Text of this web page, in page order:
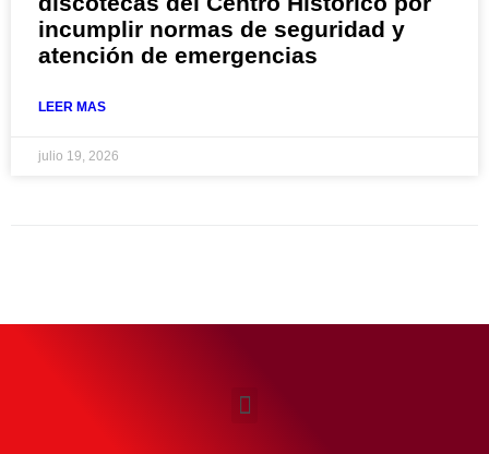
incumplir normas de seguridad y
atención de emergencias
LEER MAS
julio 19, 2026